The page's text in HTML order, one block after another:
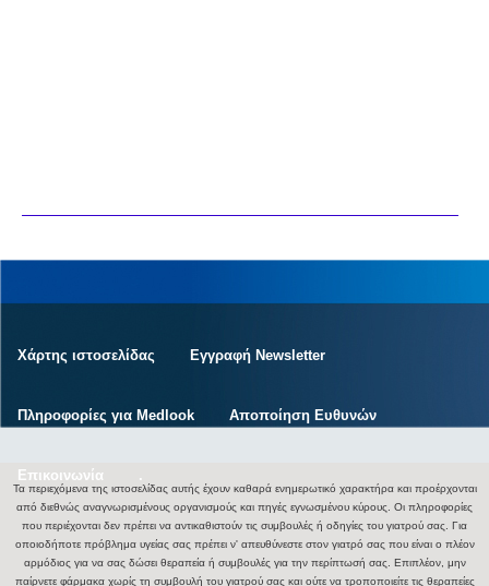
Χάρτης ιστοσελίδας Εγγραφή Newsletter
Πληροφορίες για Medlook Αποποίηση Ευθυνών
Επικοινωνία .
Τα περιεχόμενα της ιστοσελίδας αυτής έχουν καθαρά ενημερωτικό χαρακτήρα και προέρχονται
από διεθνώς αναγνωρισμένους οργανισμούς και πηγές εγνωσμένου κύρους. Οι πληροφορίες
που περιέχονται δεν πρέπει να αντικαθιστούν τις συμβουλές ή οδηγίες του γιατρού σας. Για
οποιοδήποτε πρόβλημα υγείας σας πρέπει ν' απευθύνεστε στον γιατρό σας που είναι ο πλέον
αρμόδιος για να σας δώσει θεραπεία ή συμβουλές για την περίπτωσή σας. Επιπλέον, μην
παίρνετε φάρμακα χωρίς τη συμβουλή του γιατρού σας και ούτε να τροποποιείτε τις θεραπείες